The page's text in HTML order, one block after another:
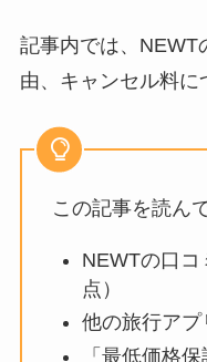
記事内では、NEWT
由、キャンセル料に
この記事を読ん
NEWTの口コ
点）
他の旅行ア
「最低価格